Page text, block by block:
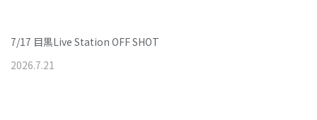
7/17 目黒Live Station OFF SHOT
2026.7.21